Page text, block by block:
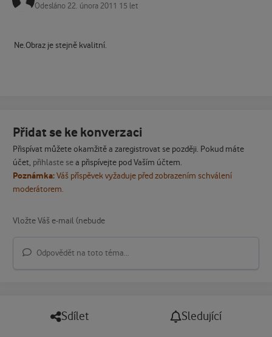
Odesláno 22. února 2011 15 let
Ne.Obraz je stejně kvalitní.
Přidat se ke konverzaci
Přispívat můžete okamžitě a zaregistrovat se později. Pokud máte
účet, přihlaste sea přispívejte pod Vaším účtem.
Poznámka:Váš příspěvek vyžaduje před zobrazením schválení
moderátorem.
Odpovědět na toto téma...
Sdílet Sledující